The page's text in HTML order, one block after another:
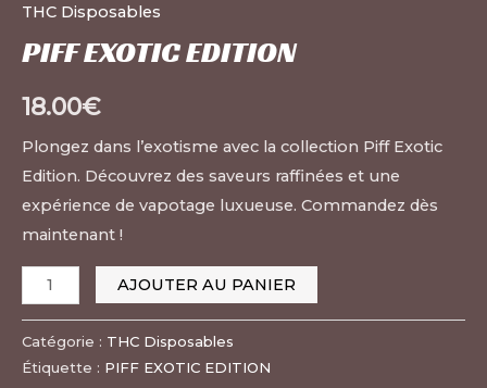
THC Disposables
PIFF EXOTIC EDITION
18.00€
Plongez dans l’exotisme avec la collection Piff Exotic
Edition. Découvrez des saveurs raffinées et une
expérience de vapotage luxueuse. Commandez dès
maintenant !
AJOUTER AU PANIER
Catégorie : THC Disposables
Étiquette : PIFF EXOTIC EDITION